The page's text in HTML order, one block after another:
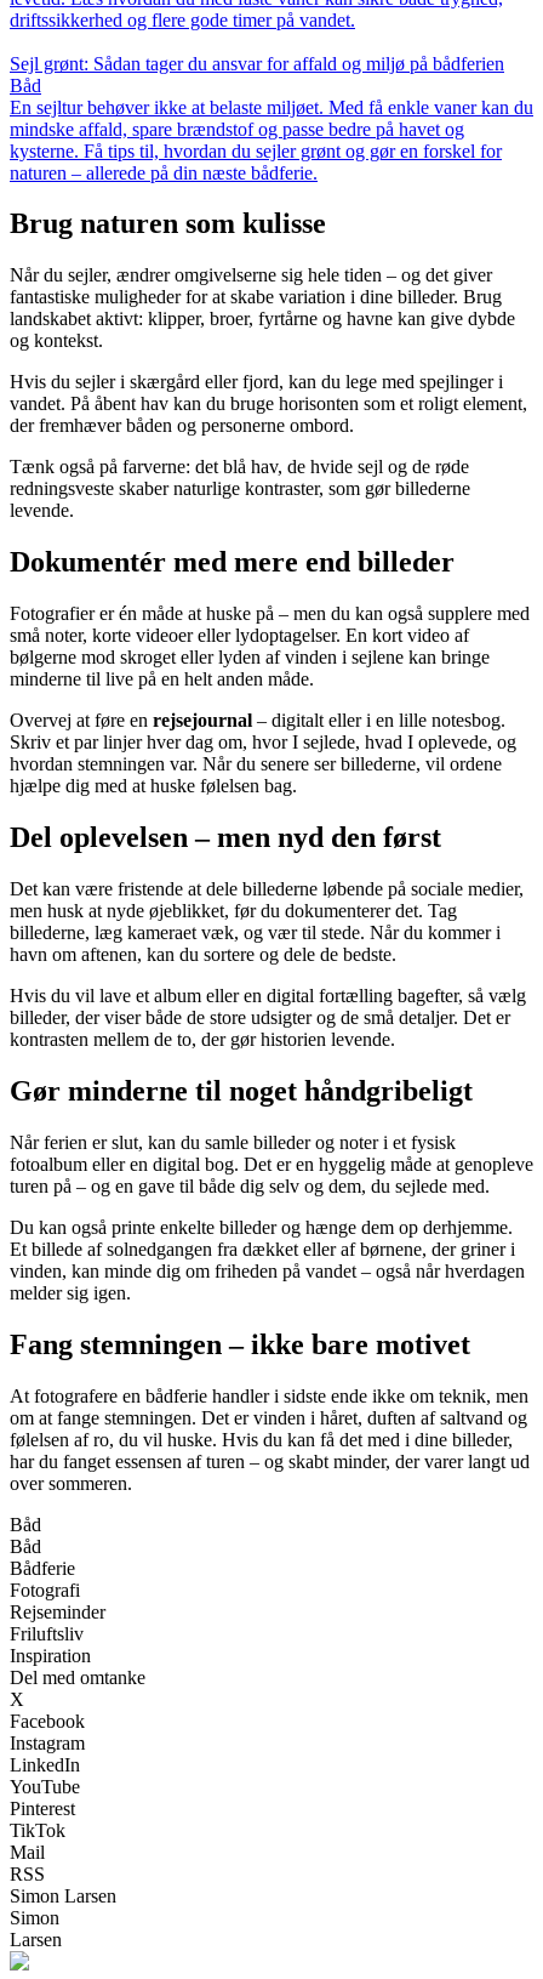
driftssikkerhed og flere gode timer på vandet.
Sejl grønt: Sådan tager du ansvar for affald og miljø på bådferien
Båd
En sejltur behøver ikke at belaste miljøet. Med få enkle vaner kan du
mindske affald, spare brændstof og passe bedre på havet og
kysterne. Få tips til, hvordan du sejler grønt og gør en forskel for
naturen – allerede på din næste bådferie.
Brug naturen som kulisse
Når du sejler, ændrer omgivelserne sig hele tiden – og det giver
fantastiske muligheder for at skabe variation i dine billeder. Brug
landskabet aktivt: klipper, broer, fyrtårne og havne kan give dybde
og kontekst.
Hvis du sejler i skærgård eller fjord, kan du lege med spejlinger i
vandet. På åbent hav kan du bruge horisonten som et roligt element,
der fremhæver båden og personerne ombord.
Tænk også på farverne: det blå hav, de hvide sejl og de røde
redningsveste skaber naturlige kontraster, som gør billederne
levende.
Dokumentér med mere end billeder
Fotografier er én måde at huske på – men du kan også supplere med
små noter, korte videoer eller lydoptagelser. En kort video af
bølgerne mod skroget eller lyden af vinden i sejlene kan bringe
minderne til live på en helt anden måde.
Overvej at føre en rejsejournal – digitalt eller i en lille notesbog.
Skriv et par linjer hver dag om, hvor I sejlede, hvad I oplevede, og
hvordan stemningen var. Når du senere ser billederne, vil ordene
hjælpe dig med at huske følelsen bag.
Del oplevelsen – men nyd den først
Det kan være fristende at dele billederne løbende på sociale medier,
men husk at nyde øjeblikket, før du dokumenterer det. Tag
billederne, læg kameraet væk, og vær til stede. Når du kommer i
havn om aftenen, kan du sortere og dele de bedste.
Hvis du vil lave et album eller en digital fortælling bagefter, så vælg
billeder, der viser både de store udsigter og de små detaljer. Det er
kontrasten mellem de to, der gør historien levende.
Gør minderne til noget håndgribeligt
Når ferien er slut, kan du samle billeder og noter i et fysisk
fotoalbum eller en digital bog. Det er en hyggelig måde at genopleve
turen på – og en gave til både dig selv og dem, du sejlede med.
Du kan også printe enkelte billeder og hænge dem op derhjemme.
Et billede af solnedgangen fra dækket eller af børnene, der griner i
vinden, kan minde dig om friheden på vandet – også når hverdagen
melder sig igen.
Fang stemningen – ikke bare motivet
At fotografere en bådferie handler i sidste ende ikke om teknik, men
om at fange stemningen. Det er vinden i håret, duften af saltvand og
følelsen af ro, du vil huske. Hvis du kan få det med i dine billeder,
har du fanget essensen af turen – og skabt minder, der varer langt ud
over sommeren.
Båd
Båd
Bådferie
Fotografi
Rejseminder
Friluftsliv
Inspiration
Del med omtanke
X
Facebook
Instagram
LinkedIn
YouTube
Pinterest
TikTok
Mail
RSS
Simon Larsen
Simon
Larsen